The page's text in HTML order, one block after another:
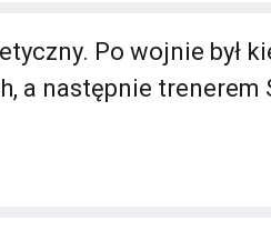
Po wojnie był
a następnie